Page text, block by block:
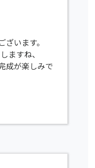
います。
ますね、
成が楽しみで